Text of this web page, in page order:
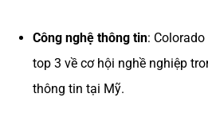
Công nghệ thông tin:
top 3 về cơ hội nghề nghiệp
thông tin tại Mỹ.